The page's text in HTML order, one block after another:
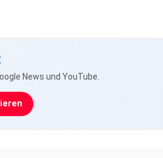
News und YouTube.